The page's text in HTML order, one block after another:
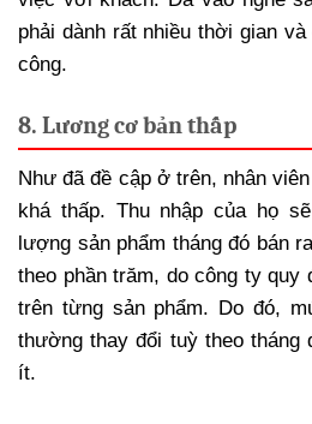
phải dành rất nhiều thời gian
công.
8. Lương cơ bản thấp
Như đã đề cập ở trên, nhân
khá thấp. Thu nhập của họ
lượng sản phẩm tháng đó bán
theo phần trăm, do công ty quy
trên từng sản phẩm. Do đó,
thường thay đổi tuỳ theo tháng
ít.